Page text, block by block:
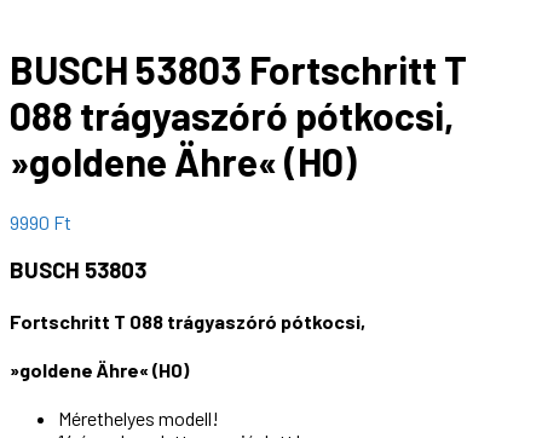
BUSCH 53803 Fortschritt T
088 trágyaszóró pótkocsi,
»goldene Ähre« (H0)
9990 Ft
BUSCH 53803
Fortschritt T 088 trágyaszóró pótkocsi,
»goldene Ähre« (H0)
Mérethelyes modell!